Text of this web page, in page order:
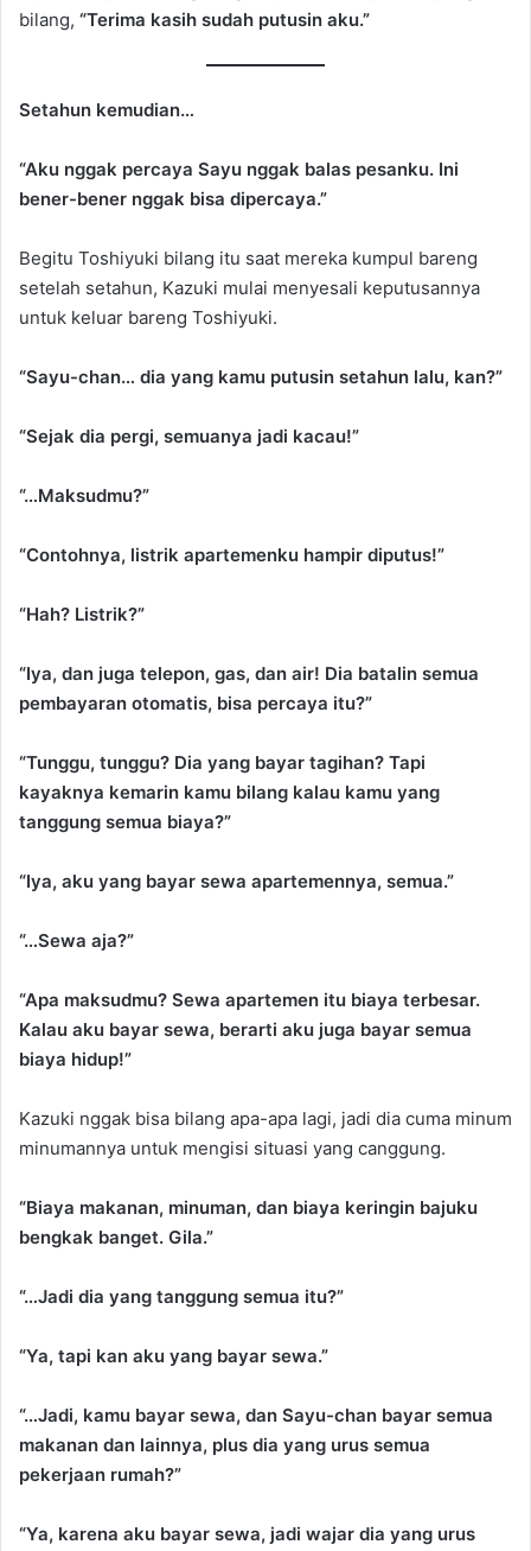
bilang, “Terima kasih sudah putusin aku.”
Setahun kemudian…
“Aku nggak percaya Sayu nggak balas pesanku. Ini
bener-bener nggak bisa dipercaya.”
Begitu Toshiyuki bilang itu saat mereka kumpul bareng
setelah setahun, Kazuki mulai menyesali keputusannya
untuk keluar bareng Toshiyuki.
“Sayu-chan… dia yang kamu putusin setahun lalu, kan?”
“Sejak dia pergi, semuanya jadi kacau!”
“…Maksudmu?”
“Contohnya, listrik apartemenku hampir diputus!”
“Hah? Listrik?”
“Iya, dan juga telepon, gas, dan air! Dia batalin semua
pembayaran otomatis, bisa percaya itu?”
“Tunggu, tunggu? Dia yang bayar tagihan? Tapi
kayaknya kemarin kamu bilang kalau kamu yang
tanggung semua biaya?”
“Iya, aku yang bayar sewa apartemennya, semua.”
“…Sewa aja?”
“Apa maksudmu? Sewa apartemen itu biaya terbesar.
Kalau aku bayar sewa, berarti aku juga bayar semua
biaya hidup!”
Kazuki nggak bisa bilang apa-apa lagi, jadi dia cuma minum
minumannya untuk mengisi situasi yang canggung.
“Biaya makanan, minuman, dan biaya keringin bajuku
bengkak banget. Gila.”
“…Jadi dia yang tanggung semua itu?”
“Ya, tapi kan aku yang bayar sewa.”
“…Jadi, kamu bayar sewa, dan Sayu-chan bayar semua
makanan dan lainnya, plus dia yang urus semua
pekerjaan rumah?”
“Ya, karena aku bayar sewa, jadi wajar dia yang urus